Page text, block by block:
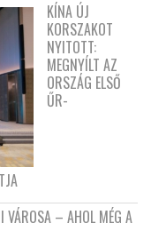
KÍNA ÚJ
KORSZAKOT
NYITOTT:
MEGNYÍLT AZ
ORSZÁG ELSŐ
ŰR-
VÁROSA – AHOL MÉG A